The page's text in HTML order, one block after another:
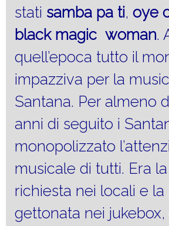
stati samba pa ti, oye
black magic woman.
quell’epoca tutto il
impazziva per la
Santana. Per almeno
anni di seguito i
monopolizzato
musicale di tutti. Era
richiesta nei locali e la
gettonata nei